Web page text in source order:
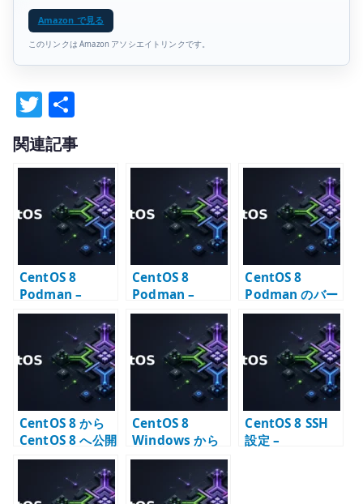
Amazon で見る
このリンクは Amazon アソシエイトリンクです。
T
w
it
te
r
有
関連記事
CentOS 8
Podman –
Error adding
network:
failed の確認ポ
イント
CentOS 8
Podman –
Docker 互換だ
けでは見えない
CentOS 8
Podman のバー
ジョンアップで
コンテナ起動失
敗した場合
CentOS 8 から
CentOS 8 へ公開
鍵認証で SSH 接
CentOS 8
Windows から
公開鍵認証で
SSH 接続する
CentOS 8 SSH
設定 –